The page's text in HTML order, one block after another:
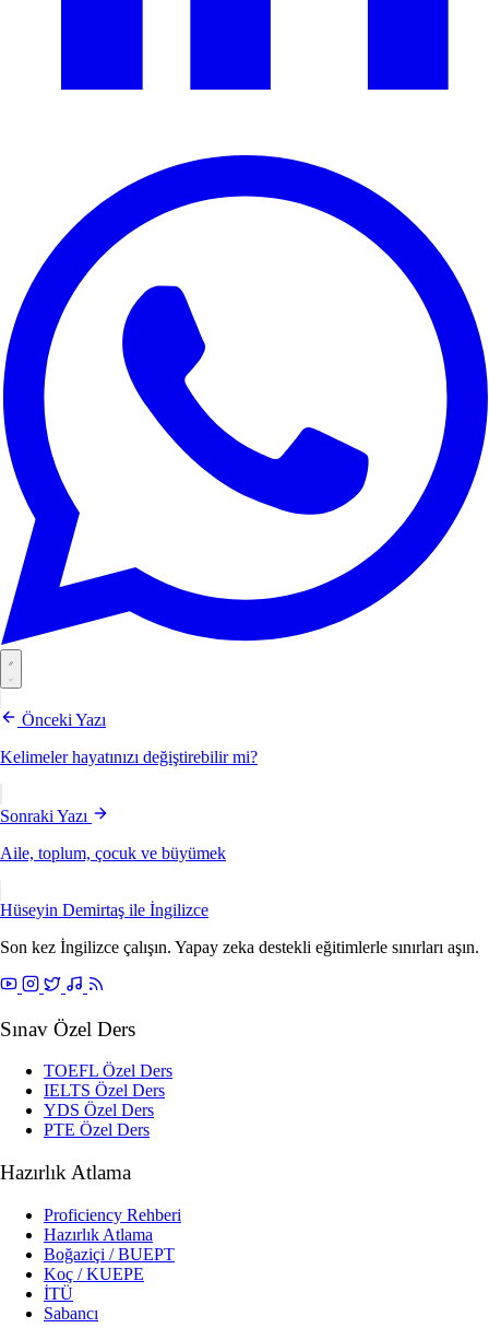
Önceki Yazı
Kelimeler hayatınızı değiştirebilir mi?
Sonraki Yazı
Aile, toplum, çocuk ve büyümek
Hüseyin Demirtaş ile İngilizce
Son kez İngilizce çalışın. Yapay zeka destekli eğitimlerle sınırları aşın.
Sınav Özel Ders
TOEFL Özel Ders
IELTS Özel Ders
YDS Özel Ders
PTE Özel Ders
Hazırlık Atlama
Proficiency Rehberi
Hazırlık Atlama
Boğaziçi / BUEPT
Koç / KUEPE
İTÜ
Sabancı